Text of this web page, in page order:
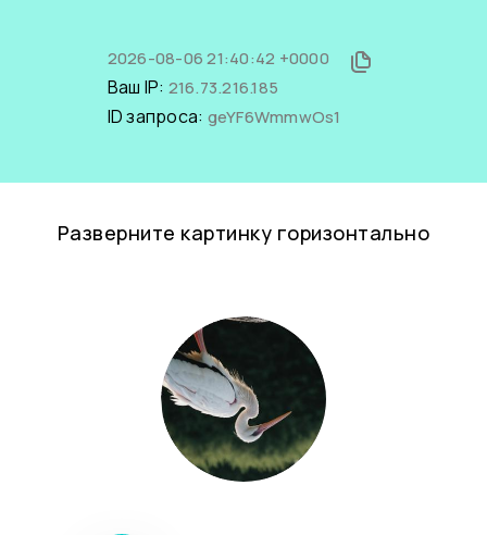
2026-08-06 21:40:42 +0000
Ваш IP: 216.73.216.185
ID запроса: geYF6WmmwOs1
Разверните картинку горизонтально